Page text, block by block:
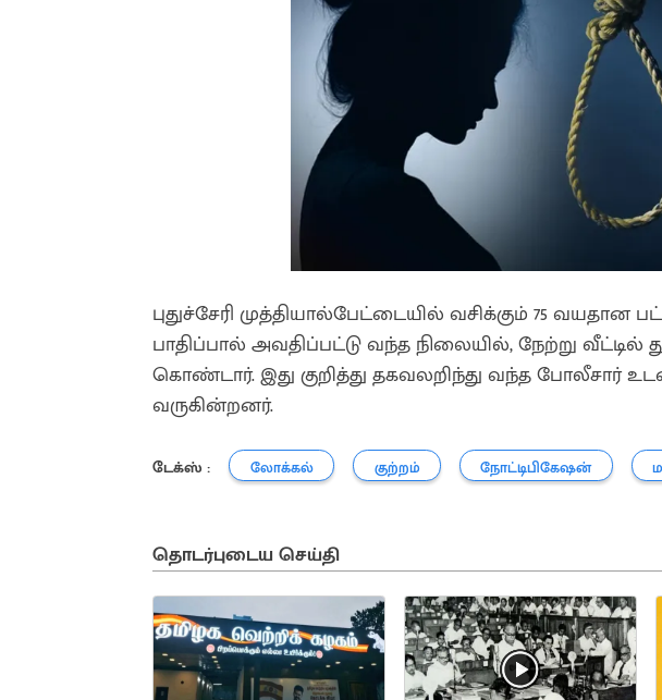
புதுச்சேரி முத்தியால்பேட்டையில் வசிக்கும் 75 வயதான
பாதிப்பால் அவதிப்பட்டு வந்த நிலையில், நேற்று
கொண்டார். இது குறித்து தகவலறிந்து வந்த போலீசார்
வருகின்றனர்.
டேக்ஸ் : லோக்கல் குற்றம் நோட்டிபிகேஷன்
தொடர்புடைய செய்தி